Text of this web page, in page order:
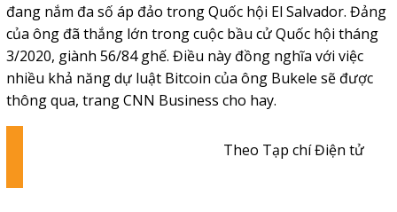
đang nắm đa số áp đảo trong Quốc hội El Salvador. Đảng
của ông đã thắng lớn trong cuộc bầu cử Quốc hội tháng
3/2020, giành 56/84 ghế. Điều này đồng nghĩa với việc
nhiều khả năng dự luật Bitcoin của ông Bukele sẽ được
thông qua, trang CNN Business cho hay.
Theo Tạp chí Điện tử